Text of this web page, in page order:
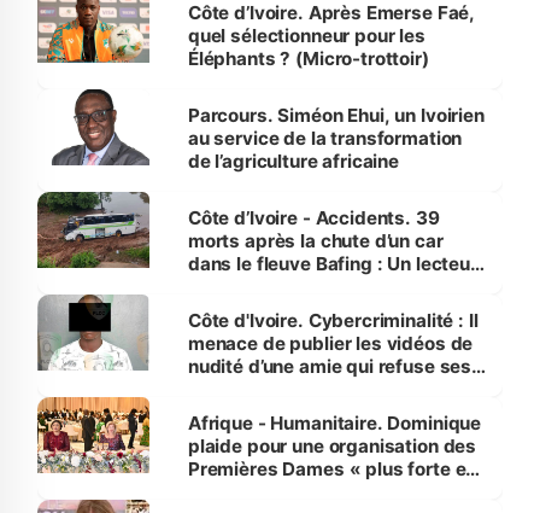
Côte d’Ivoire. Après Emerse Faé,
quel sélectionneur pour les
Éléphants ? (Micro-trottoir)
Parcours. Siméon Ehui, un Ivoirien
au service de la transformation
de l’agriculture africaine
Côte d’Ivoire - Accidents. 39
morts après la chute d’un car
dans le fleuve Bafing : Un lecteur
des Transports
Côte d'Ivoire. Cybercriminalité : Il
menace de publier les vidéos de
nudité d’une amie qui refuse ses
Afrique - Humanitaire. Dominique
plaide pour une organisation des
Premières Dames « plus forte et